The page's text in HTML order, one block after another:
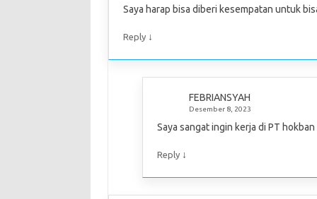
Saya harap bisa diberi kesempatan untuk
Reply ↓
FEBRIANSYAH
Desember 8, 2023
Saya sangat ingin kerja di PT
Reply ↓